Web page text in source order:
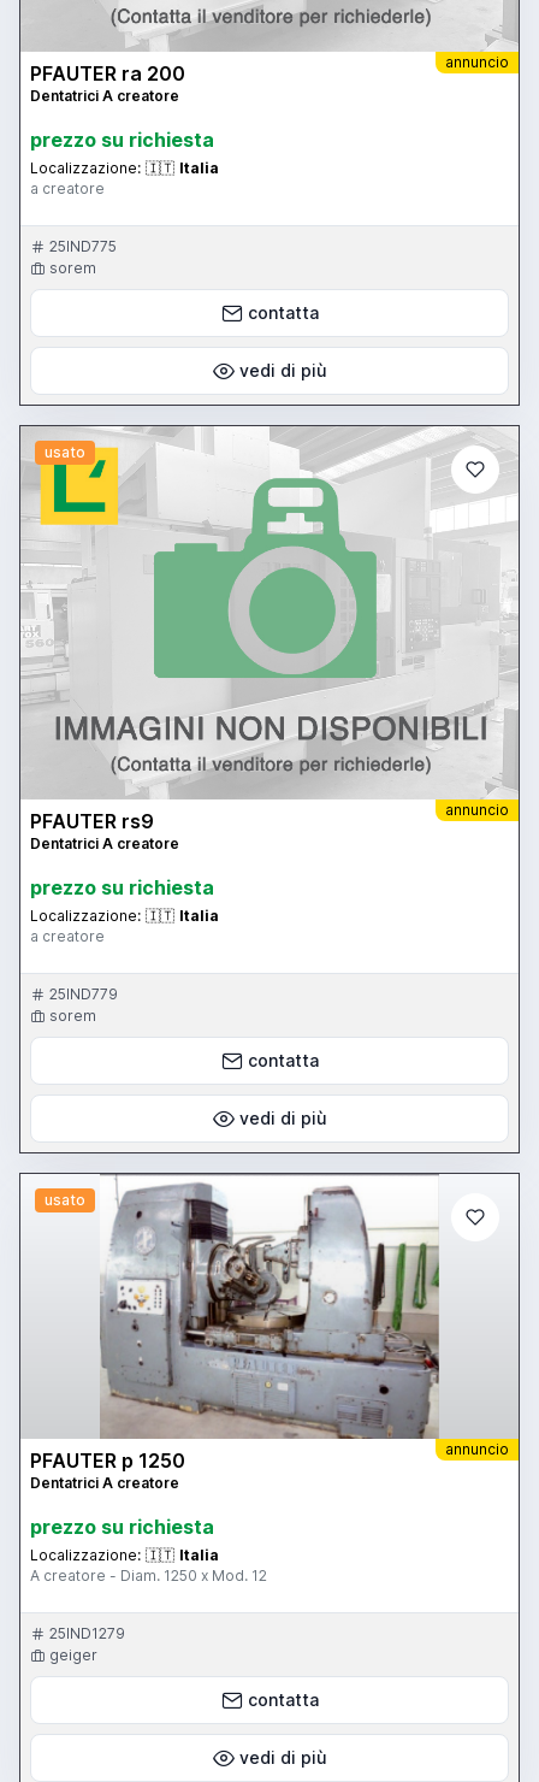
annuncio
PFAUTER ra 200
Dentatrici A creatore
prezzo su richiesta
Localizzazione: 🇮🇹 Italia
a creatore
25IND775
sorem
contatta
vedi di più
usato
annuncio
PFAUTER rs9
Dentatrici A creatore
prezzo su richiesta
Localizzazione: 🇮🇹 Italia
a creatore
25IND779
sorem
contatta
vedi di più
usato
annuncio
PFAUTER p 1250
Dentatrici A creatore
prezzo su richiesta
Localizzazione: 🇮🇹 Italia
A creatore - Diam. 1250 x Mod. 12
25IND1279
geiger
contatta
vedi di più